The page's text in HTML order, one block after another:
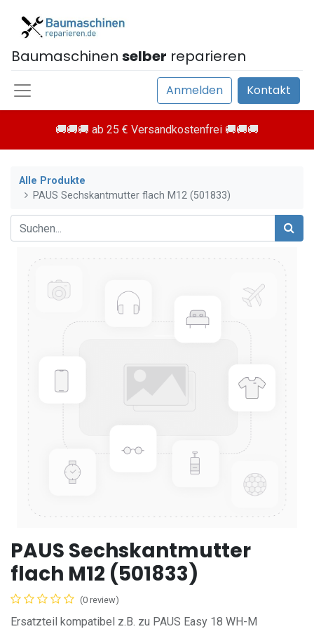
Baumaschinen selber reparieren
Anmelden Kontakt
🚚🚚🚚 ab 25 € Versandkostenfrei 🚚🚚🚚
Alle Produkte
PAUS Sechskantmutter flach M12 (501833)
PAUS Sechskantmutter
flach M12 (501833)
(0 review)
Ersatzteil kompatibel z.B. zu PAUS Easy 18 WH-M